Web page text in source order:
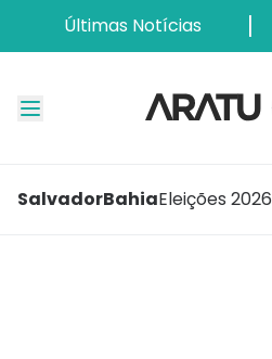
Últimas Notícias
SalvadorBahiaEleições 2026